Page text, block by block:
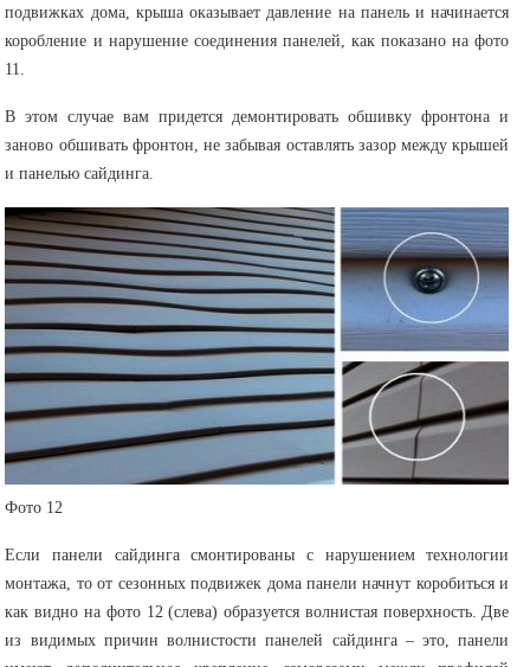
подвижках дома, крыша оказывает давление на панель и начинается
коробление и нарушение соединения панелей, как показано на фото
11.
В этом случае вам придется демонтировать обшивку фронтона и
заново обшивать фронтон, не забывая оставлять зазор между крышей
и панелью сайдинга.
Фото 12
Если панели сайдинга смонтированы с нарушением технологии
монтажа, то от сезонных подвижек дома панели начнут коробиться и
как видно на фото 12 (слева) образуется волнистая поверхность. Две
из видимых причин волнистости панелей сайдинга – это, панели